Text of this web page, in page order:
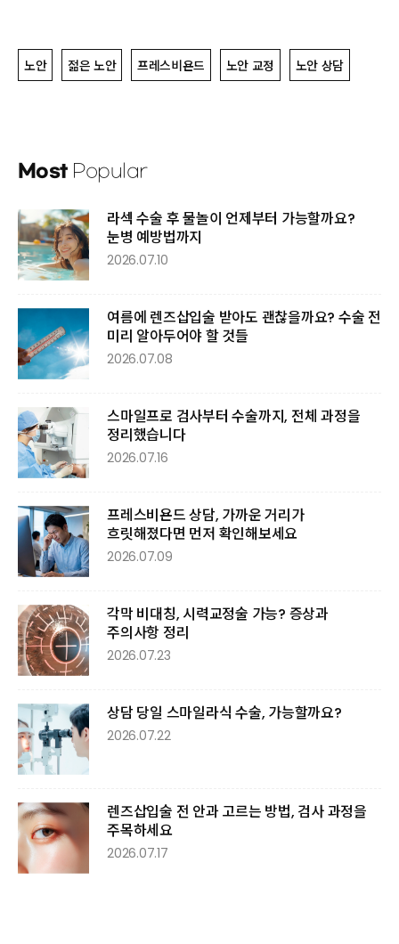
노안 젊은 노안 프레스비욘드 노안 교정 노안 상담
Most Popular
라섹 수술 후 물놀이 언제부터 가능할까요?
눈병 예방법까지
2026.07.10
여름에 렌즈삽입술 받아도 괜찮을까요? 수술 전
미리 알아두어야 할 것들
2026.07.08
스마일프로 검사부터 수술까지, 전체 과정을
정리했습니다
2026.07.16
프레스비욘드 상담, 가까운 거리가
흐릿해졌다면 먼저 확인해보세요
2026.07.09
각막 비대칭, 시력교정술 가능? 증상과
주의사항 정리
2026.07.23
상담 당일 스마일라식 수술, 가능할까요?
2026.07.22
렌즈삽입술 전 안과 고르는 방법, 검사 과정을
주목하세요
2026.07.17